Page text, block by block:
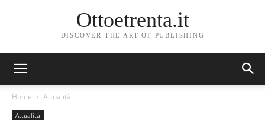
Ottoetrenta.it
DISCOVER THE ART OF PUBLISHING
Home Attualità
Attualità